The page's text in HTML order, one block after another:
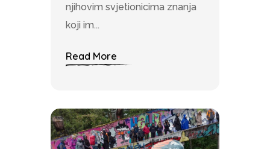
njihovim svjetionicima znanja
koji im...
Read More